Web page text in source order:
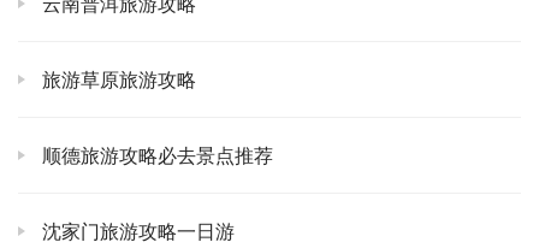
区内部的环保车，这些都挺成熟的，不用担心。不过，
住哪儿才舒服？🛌住宿这事儿，分山上山下。我当时
贵！💰 但想想，凌晨四点半爬起来，裹着军大衣，在
旅游草原旅游攻略
顺德旅游攻略必去景点推荐
沈家门旅游攻略一日游